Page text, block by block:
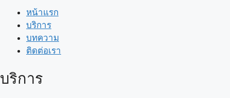
หน้าแรก
บริการ
บทความ
ติดต่อเรา
บริการ